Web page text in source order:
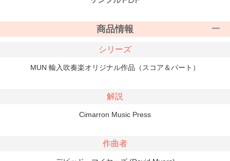
商品情報
シリーズ
MUN 輸入吹奏楽オリジナル作品（スコア＆パート）
解説
Cimarron Music Press
作曲者